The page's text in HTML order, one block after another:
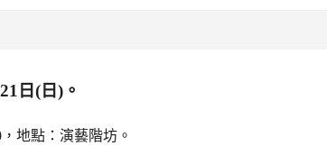
日(日)。
地點：演藝階坊。